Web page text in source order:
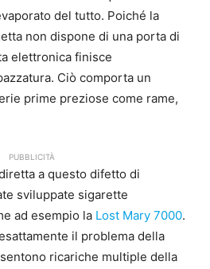
del tutto. Poiché la
non dispone di una porta di
elettronica finisce
Ciò comporta un
prime preziose come rame,
PUBBLICITÀ
a questo difetto di
sviluppate sigarette
ad esempio la Lost Mary 7000.
il problema della
ricariche multiple della